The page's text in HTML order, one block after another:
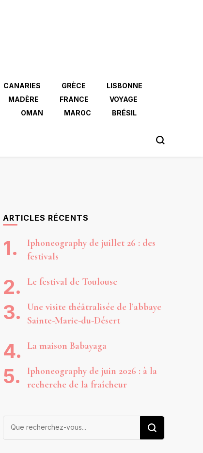
CANARIES GRÈCE
LISBONNE
MADÈRE FRANCE
VOYAGE
OMAN MAROC
BRÉSIL
ARTICLES RÉCENTS
Iphoneography de juillet 26 : des
festivals
Le festival de Toulouse
Une visite théâtralisée de l’abbaye
Sainte-Marie-du-Désert
La maison Babayaga
Iphoneography de juin 2026 : à la
recherche de la fraîcheur
Vous